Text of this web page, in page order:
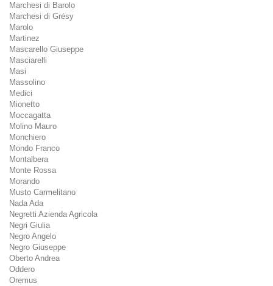
Marchesi di Barolo
Marchesi di Grésy
Marolo
Martinez
Mascarello Giuseppe
Masciarelli
Masi
Massolino
Medici
Mionetto
Moccagatta
Molino Mauro
Monchiero
Mondo Franco
Montalbera
Monte Rossa
Morando
Musto Carmelitano
Nada Ada
Negretti Azienda Agricola
Negri Giulia
Negro Angelo
Negro Giuseppe
Oberto Andrea
Oddero
Oremus